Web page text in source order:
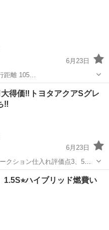
6月23日
走行距離 105…
得価‼️トヨタアクアSグレ
‼️
6月23日
クション仕入れ評価点3、5無
、運転席助手席ヒーター付
イルエレメント、オイル交換
トヨタアクア
ハイブリッド燃費い